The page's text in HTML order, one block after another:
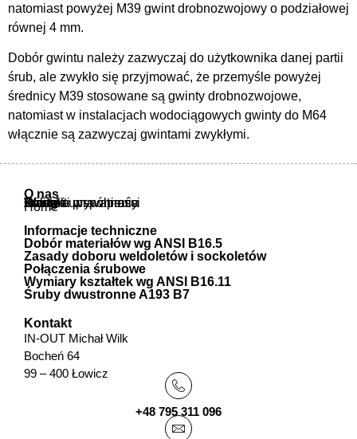
natomiast powyżej M39 gwint drobnozwojowy o podziałowej
równej 4 mm.
Dobór gwintu należy zazwyczaj do użytkownika danej partii
śrub, ale zwykło się przyjmować, że przemyśle powyżej
średnicy M39 stosowane są gwinty drobnozwojowe,
natomiast w instalacjach wodociągowych gwinty do M64
włącznie są zazwyczaj gwintami zwykłymi.
O nas
Home
O nas
Oferta
Atesty i uprawnienia
Warunki współpracy
Polityka prywatności
Kontakt
Informacje techniczne
Dobór materiałów wg ANSI B16.5
Zasady doboru weldoletów i sockoletów
Połączenia śrubowe
Wymiary kształtek wg ANSI B16.11
Śruby dwustronne A193 B7
Kontakt
IN-OUT Michał Wilk
Bocheń 64
99 – 400 Łowicz
+48 795 311 096